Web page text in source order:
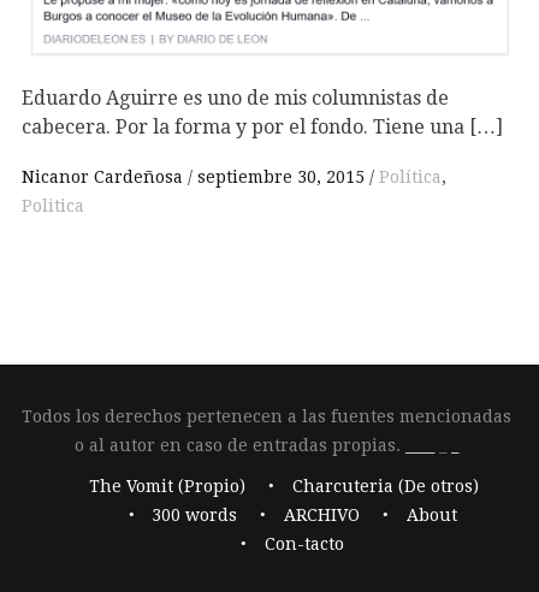
Eduardo Aguirre es uno de mis columnistas de
cabecera. Por la forma y por el fondo. Tiene una […]
Nicanor Cardeñosa septiembre 30, 2015 Política,
Politica
Todos los derechos pertenecen a las fuentes mencionadas
o al autor en caso de entradas propias.
The Vomit (Propio)
Charcuteria (De otros)
300 words
ARCHIVO
About
Con-tacto